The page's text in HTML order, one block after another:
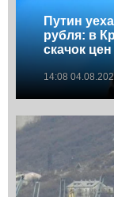
Путин
рубля: в
скачок
14:08